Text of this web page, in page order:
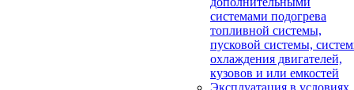
системами подогрева
топливной системы,
пусковой системы,
охлаждения двигателей,
кузовов и или емкостей
Эксплуатация в условиях